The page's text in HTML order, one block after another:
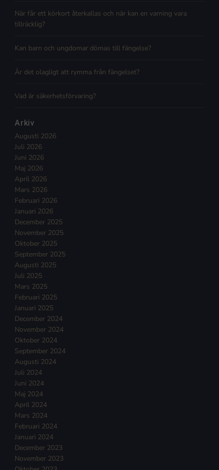
När får ett körkort återkallas och när kan en varning vara
tillräcklig?
Kan barn och ungdomar dömas till fängelse?
Är det olagligt att rymma från fängelset?
Vad är säkerhetsförvaring?
Arkiv
Augusti 2026
Juli 2026
Juni 2026
Maj 2026
April 2026
Mars 2026
Februari 2026
Januari 2026
December 2025
November 2025
Oktober 2025
September 2025
Augusti 2025
Juli 2025
Mars 2025
Februari 2025
Januari 2025
December 2024
November 2024
Oktober 2024
September 2024
Augusti 2024
Juli 2024
Juni 2024
Maj 2024
April 2024
Mars 2024
Februari 2024
Januari 2024
December 2023
November 2023